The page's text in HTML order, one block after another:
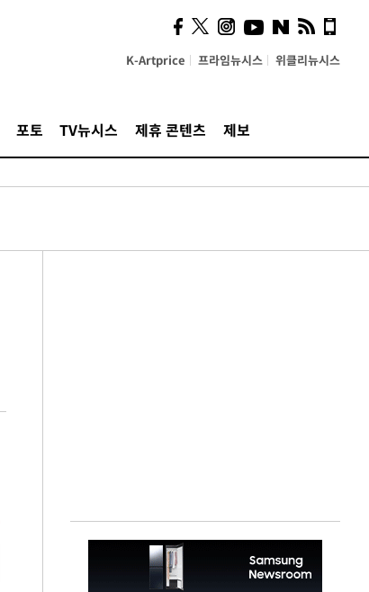
K-Artprice 프라임뉴시스 위클리뉴시스
포토 TV뉴시스 제휴 콘텐츠 제보